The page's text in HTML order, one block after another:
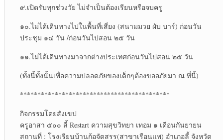
๙.เปิดรับทุกช่วงวัย ไม่จำเป็นต้องเรียนหรือจบครู
๑๐.ไม่ได้เดินทางไปในพื้นที่เสี่ยง (สนามมวย ผับ บาร์) ก่อนวัน
ประชุม ๑๔ วัน /ก่อนวันไปสอน ๒๕ วัน
๑๑.ไม่ได้เดินทางมาจากต่างประเทศก่อนวันไปสอน ๒๕ วัน
(ทั้งนี้ทั้งนั้นเพื่อความปลอดภัยของเด็กๆต้องขออภัยมา ณ ที่นี้)
*******************************************
กิจกรรมโดยสังเขป
ครูอาสา ๕๐๐ ลี้ Restart ความสุขวิทยา เทอม ๑ เดือนกันยายน
สถานที่ : โรงเรียนบ้านก้อจัดสรร(สาขาเรือนแพ) อำเภอลี้ จังหวัด